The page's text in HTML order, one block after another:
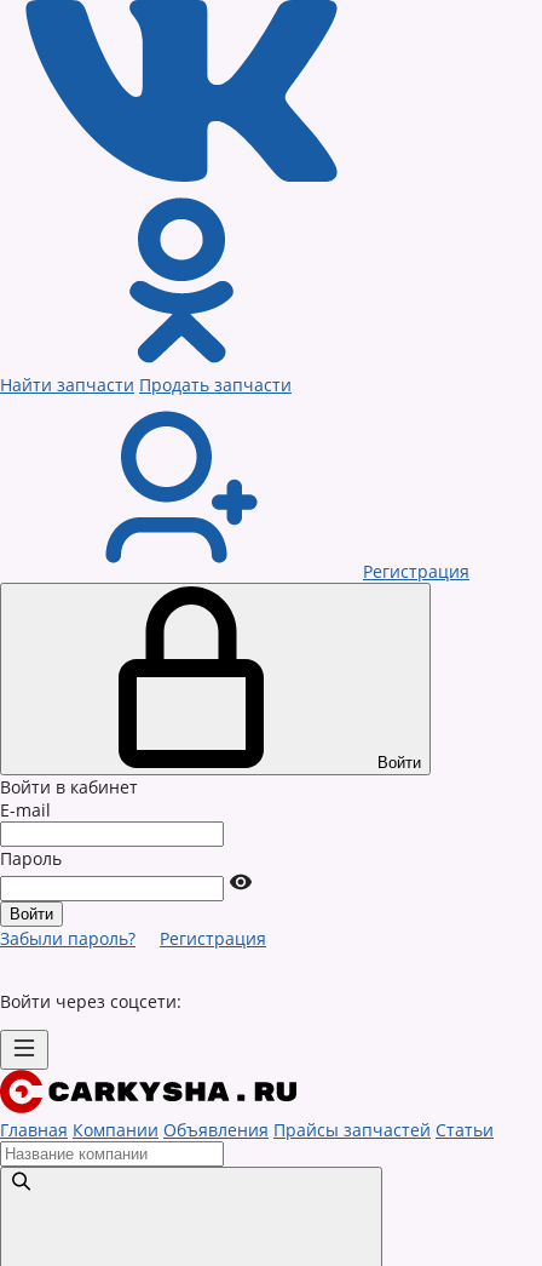
Найти запчасти Продать запчасти
Регистрация
Войти
Войти в кабинет
E-mail
Пароль
Забыли пароль? Регистрация
Войти через соцсети:
Главная Компании Объявления Прайсы запчастей Статьи